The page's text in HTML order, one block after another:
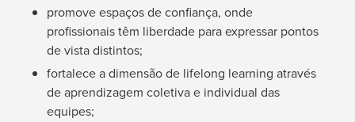
promove espaços de confiança, onde
profissionais têm liberdade para expressar pontos
de vista distintos;
fortalece a dimensão de lifelong learning através
de aprendizagem coletiva e individual das
equipes;